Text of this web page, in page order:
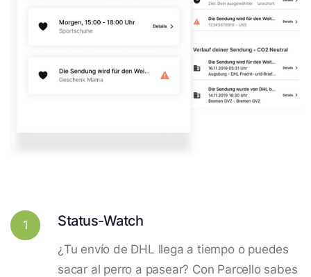
1 Status-Watch
¿Tu envío de DHL llega a tiempo o puedes
sacar al perro a pasear? Con Parcello sabes